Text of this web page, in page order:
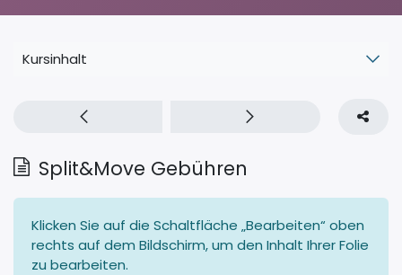
Kursinhalt
Split&Move Gebühren
Klicken Sie auf die Schaltfläche „Bearbeiten“ oben
rechts auf dem Bildschirm, um den Inhalt Ihrer Folie
zu bearbeiten.